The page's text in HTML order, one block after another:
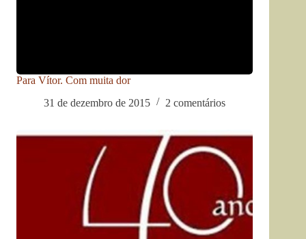
Para Vítor. Com muita dor
31 de dezembro de 2015
2 comentários